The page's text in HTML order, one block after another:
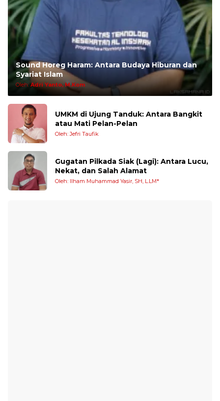
Sound Horeg Haram: Antara Budaya Hiburan dan
Syariat Islam
Oleh:Adri Yanto, M.Kom
UMKM di Ujung Tanduk: Antara Bangkit
atau Mati Pelan-Pelan
Oleh: Jefri Taufik
Gugatan Pilkada Siak (Lagi): Antara Lucu,
Nekat, dan Salah Alamat
Oleh: Ilham Muhammad Yasir, SH, L.LM*